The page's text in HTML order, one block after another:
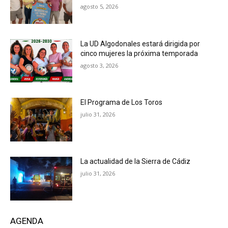
agosto 5, 2026
La UD Algodonales estará dirigida por
cinco mujeres la próxima temporada
agosto 3, 2026
El Programa de Los Toros
julio 31, 2026
La actualidad de la Sierra de Cádiz
julio 31, 2026
AGENDA